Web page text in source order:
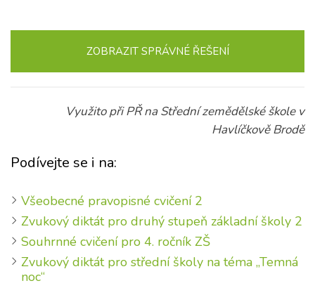
ZOBRAZITSPRÁVNÉ ŘEŠENÍ
Využito při PŘ na Střední zemědělské škole v
Havlíčkově Brodě
Podívejte se i na:
Všeobecné pravopisné cvičení 2
Zvukový diktát pro druhý stupeň základní školy 2
Souhrnné cvičení pro 4. ročník ZŠ
Zvukový diktát pro střední školy na téma „Temná
noc“